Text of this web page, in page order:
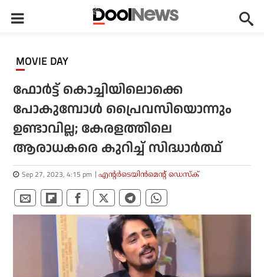
MOVIE DAY
ഫോര്‍ട്ട് കൊച്ചിയിലൊക്കെ
പോകുമ്പോള്‍ പ്രൈവസിയൊന്നും
ഉണ്ടാവില്ല; കേരളത്തിലെ
ആരാധകരെ കുറിച്ച് സിദ്ധാര്‍ത്ഥ്
Sep 27, 2023, 4:15 pm എന്റര്‍ടെയിന്‍മെന്റ് ഡെസ്‌ക്